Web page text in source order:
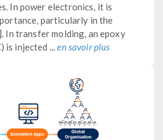
In power electronics, it is
particularly in the
In transfer molding, an epoxy
is injected ...en savoir plus